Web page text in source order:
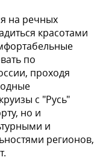
на речных
красотами
по
проходя
с "Русь"
но и
и
регионов,